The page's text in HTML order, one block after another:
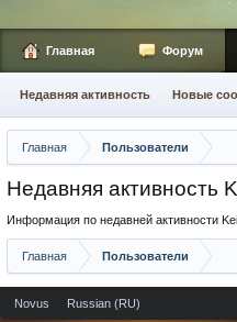
Главная Пользователи
Недавняя активность
Информация по недавней активности
Главная Пользователи
Главная Форум
Недавняя активность Новые
Novus Russian (RU)